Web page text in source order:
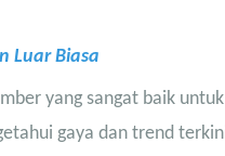
Luar Biasa
yang sangat baik
gaya dan trend